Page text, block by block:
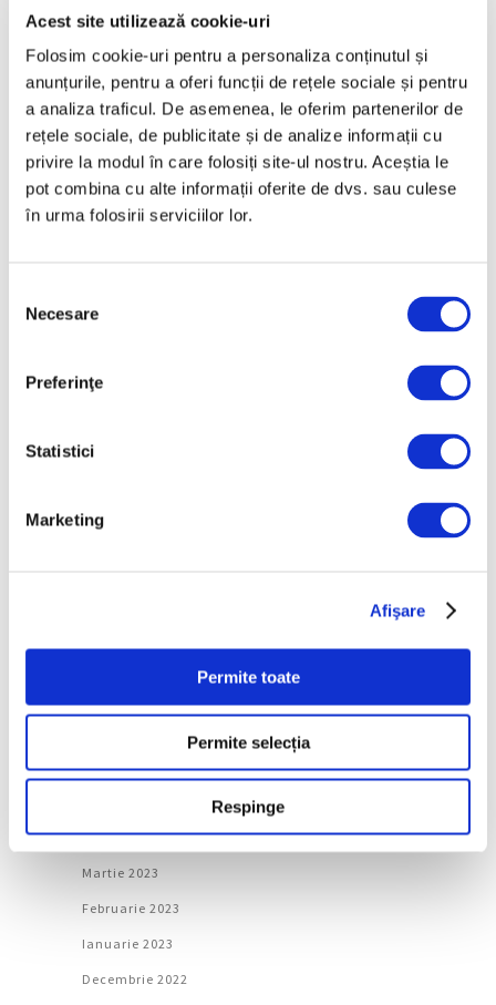
Acest site utilizează cookie-uri
Folosim cookie-uri pentru a personaliza conținutul și
anunțurile, pentru a oferi funcții de rețele sociale și pentru
a analiza traficul. De asemenea, le oferim partenerilor de
rețele sociale, de publicitate și de analize informații cu
privire la modul în care folosiți site-ul nostru. Aceștia le
pot combina cu alte informații oferite de dvs. sau culese
în urma folosirii serviciilor lor.
consimțământului
Necesare
Preferinţe
Statistici
Marketing
Afişare
Permite toate
Permite selecția
Respinge
Martie 2025
Februarie 2025
Ianuarie 2025
Decembrie 2024
Noiembrie 2024
Octombrie 2024
Mai 2024
Martie 2024
Ianuarie 2024
Iunie 2023
Aprilie 2023
Martie 2023
Februarie 2023
Ianuarie 2023
Decembrie 2022